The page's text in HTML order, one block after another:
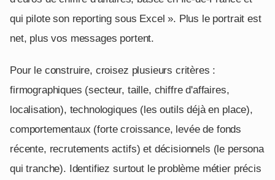
qui pilote son reporting sous Excel ». Plus le portrait est
net, plus vos messages portent.
Pour le construire, croisez plusieurs critères :
firmographiques (secteur, taille, chiffre d'affaires,
localisation), technologiques (les outils déjà en place),
comportementaux (forte croissance, levée de fonds
récente, recrutements actifs) et décisionnels (le persona
qui tranche). Identifiez surtout le problème métier précis